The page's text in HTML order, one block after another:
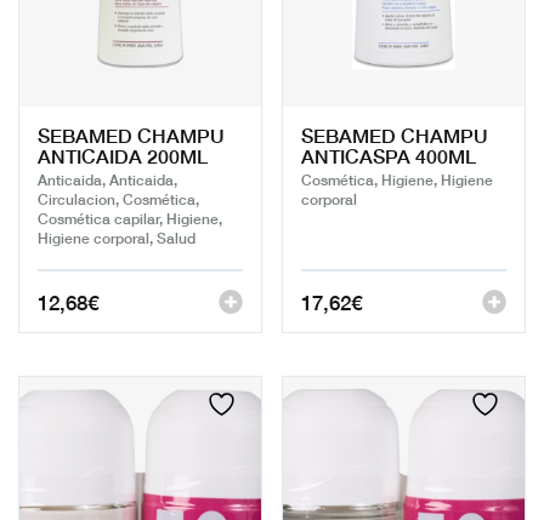
SEBAMED CHAMPU
ANTICAIDA 200ML
Anticaida, Anticaida,
Circulacion, Cosmética,
Cosmética capilar, Higiene,
Higiene corporal, Salud
12,68€
SEBAMED CHAMPU
ANTICASPA 400ML
Cosmética, Higiene, Higiene
corporal
17,62€